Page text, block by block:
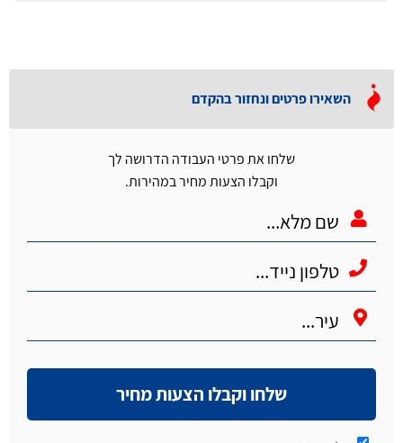
השאירו פרטים ונחזור בהקדם
שלחו את פרטי העבודה הדרושה לך
וקבלו הצעות מחיר במהירות.
שלחו וקבלו הצעות מחיר